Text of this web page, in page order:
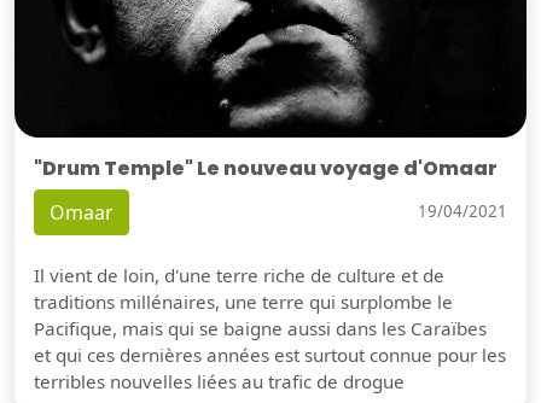
"Drum Temple" Le nouveau voyage d'Omaar
Omaar 19/04/2021
Il vient de loin, d'une terre riche de culture et de
traditions millénaires, une terre qui surplombe le
Pacifique, mais qui se baigne aussi dans les Caraïbes
et qui ces dernières années est surtout connue pour les
terribles nouvelles liées au trafic de drogue